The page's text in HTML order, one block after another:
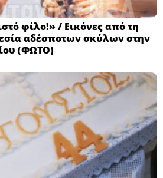
φίλο!» / Εικόνες από τη
αδέσποτων σκύλων στην
(ΦΩΤΟ)